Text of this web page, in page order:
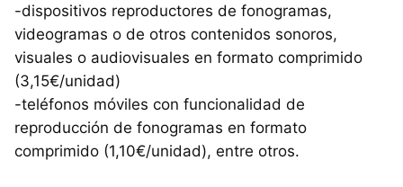
-dispositivos reproductores de fonogramas,
videogramas o de otros contenidos sonoros,
visuales o audiovisuales en formato comprimido
(3,15€/unidad)
-teléfonos móviles con funcionalidad de
reproducción de fonogramas en formato
comprimido (1,10€/unidad), entre otros.